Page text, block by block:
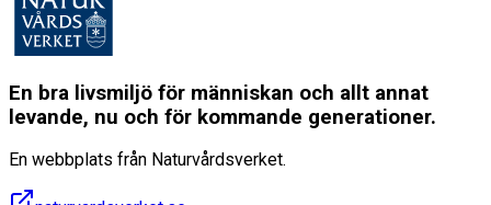
En bra livsmiljö för människan och allt annat
levande, nu och för kommande generationer.
En webbplats från Naturvårdsverket.